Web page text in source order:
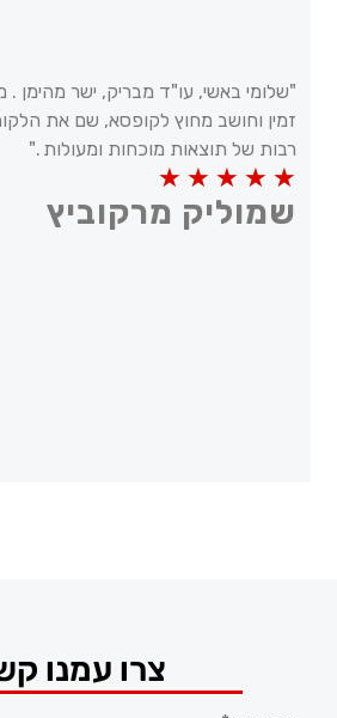
"שלומי באשי, עו"ד מבריק, ישר מהימן
זמין וחושב מחוץ לקופסא, שם את
רבות של תוצאות מוכחות ומעולות ."
★
★
★
★
★
שמוליק מרקוביץ
צרו עמנו